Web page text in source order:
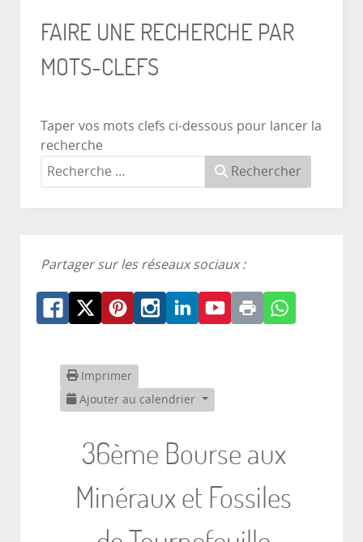
FAIRE UNE RECHERCHE PAR
MOTS-CLEFS
Taper vos mots clefs ci-dessous pour lancer la
recherche
Rechercher
Partager sur les réseaux sociaux :
Imprimer
Ajouter au calendrier
36ème Bourse aux
Minéraux et Fossiles